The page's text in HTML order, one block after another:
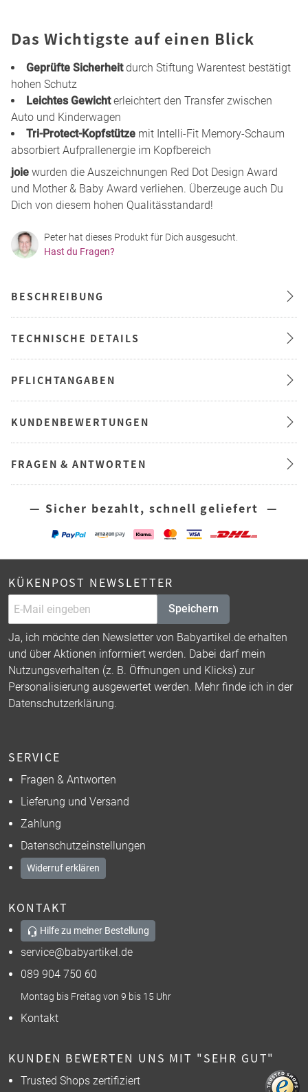
Das Wichtigste auf einen Blick
Geprüfte Sicherheitdurch Stiftung Warentest bestätigt
hohen Schutz
Leichtes Gewichterleichtert den Transfer zwischen
Auto und Kinderwagen
Tri-Protect-Kopfstütze mit Intelli-Fit Memory-Schaum
absorbiert Aufprallenergie im Kopfbereich
joie wurden die Auszeichnungen Red Dot Design Award
und Mother & Baby Award verliehen. Überzeuge auch Du
Dich von diesem hohen Qualitässtandard!
Peter hat dieses Produkt für Dich ausgesucht.
Hast du Fragen?
BESCHREIBUNG
TECHNISCHE DETAILS
PFLICHTANGABEN
KUNDENBEWERTUNGEN
FRAGEN & ANTWORTEN
— Sicher bezahlt, schnell geliefert —
KÜKENPOST NEWSLETTER
Speichern
Ja, ich möchte den Newsletter von Babyartikel.de erhalten
und über Aktionen informiert werden. Dabei darf mein
Nutzungsverhalten (z. B. Öffnungen und Klicks) zur
Personalisierung ausgewertet werden. Mehr finde ich in der
Datenschutzerklärung.
SERVICE
Fragen & Antworten
Lieferung und Versand
Zahlung
Datenschutzeinstellungen
Widerruf erklären
KONTAKT
Hilfe zu meiner Bestellung
service@babyartikel.de
089 904 750 60
Montag bis Freitag von 9 bis 15 Uhr
Kontakt
KUNDEN BEWERTEN UNS MIT "SEHR GUT"
Trusted Shops zertifiziert